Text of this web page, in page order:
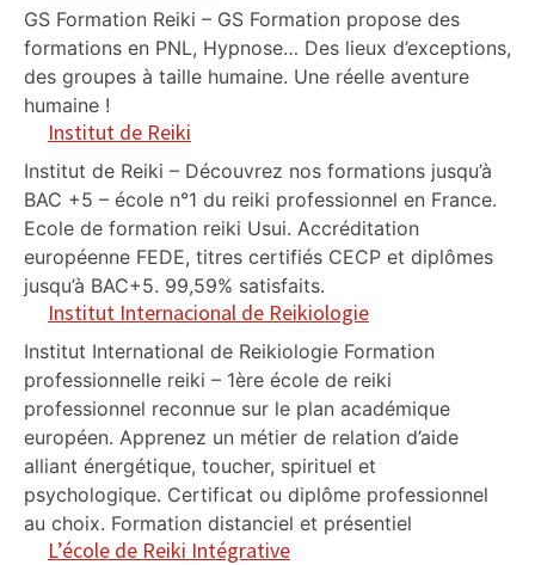
GS Formation Reiki – GS Formation propose des
formations en PNL, Hypnose… Des lieux d’exceptions,
des groupes à taille humaine. Une réelle aventure
humaine !
Institut de Reiki
Institut de Reiki – Découvrez nos formations jusqu’à
BAC +5 – école n°1 du reiki professionnel en France.
Ecole de formation reiki Usui. Accréditation
européenne FEDE, titres certifiés CECP et diplômes
jusqu’à BAC+5. 99,59% satisfaits.
Institut Internacional de Reikiologie
Institut International de Reikiologie Formation
professionnelle reiki – 1ère école de reiki
professionnel reconnue sur le plan académique
européen. Apprenez un métier de relation d’aide
alliant énergétique, toucher, spirituel et
psychologique. Certificat ou diplôme professionnel
au choix. Formation distanciel et présentiel
L’école de Reiki Intégrative